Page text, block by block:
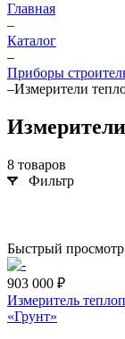
Главная
–
Каталог
–
Приборы
–Измерители
8 товаров
Фильтр
Быстрый просмотр
903 000 ₽
Измеритель
«Грунт»